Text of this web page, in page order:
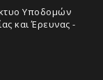
Υποδομών
και Έρευνας -